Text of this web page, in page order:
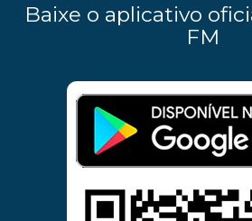
Baixe o aplicativo
FM